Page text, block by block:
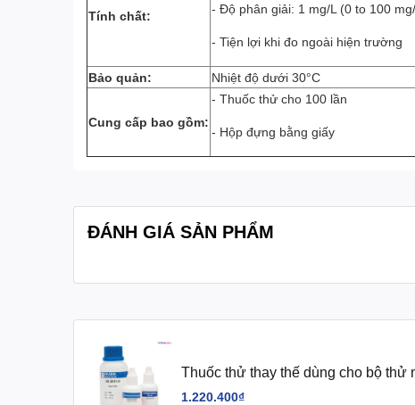
Tính chất: - Độ phân giải: 1 mg/L (0 to 100
- Tiện lợi khi đo ngoài hiện trường
Bảo quản: Nhiệt độ dưới 30°C
Cung cấp bao gồm:
- Thuốc thử cho 100 lần
- Hộp đựng bằng giấy
ĐÁNH GIÁ SẢN PHẨM
Thuốc thử thay thế dùng cho bộ thử
Hanna
1.220.400₫